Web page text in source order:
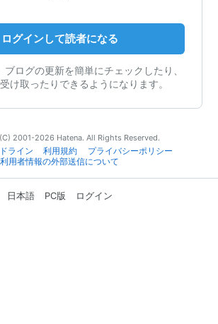
ログインして読者になる
ログの更新を簡単にチェックしたり、
け取ったりできるようになります。
2001-2026 Hatena. All Rights Reserved.
ライン 利用規約
プライバシーポリシー
利用者情報の外部送信について
日本語 PC版 ログイン